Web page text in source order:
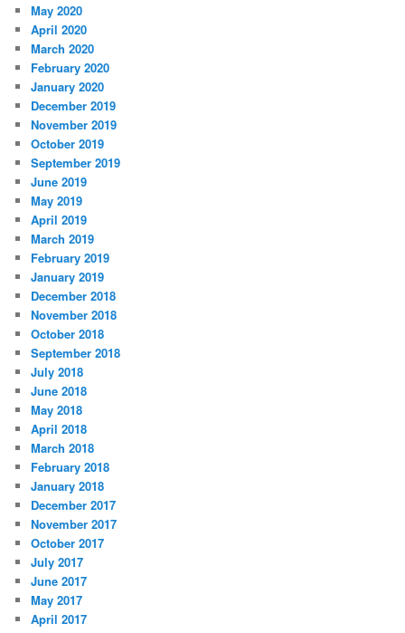
May 2020
April 2020
March 2020
February 2020
January 2020
December 2019
November 2019
October 2019
September 2019
June 2019
May 2019
April 2019
March 2019
February 2019
January 2019
December 2018
November 2018
October 2018
September 2018
July 2018
June 2018
May 2018
April 2018
March 2018
February 2018
January 2018
December 2017
November 2017
October 2017
July 2017
June 2017
May 2017
April 2017